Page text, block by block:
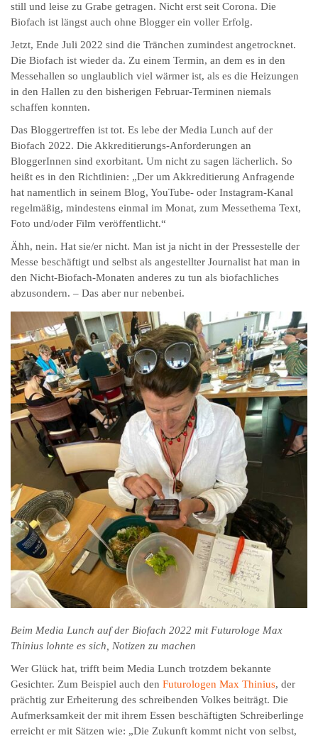
still und leise zu Grabe getragen. Nicht erst seit Corona. Die
Biofach ist längst auch ohne Blogger ein voller Erfolg.
Jetzt, Ende Juli 2022 sind die Tränchen zumindest angetrocknet.
Die Biofach ist wieder da. Zu einem Termin, an dem es in den
Messehallen so unglaublich viel wärmer ist, als es die Heizungen
in den Hallen zu den bisherigen Februar-Terminen niemals
schaffen konnten.
Das Bloggertreffen ist tot. Es lebe der Media Lunch auf der
Biofach 2022. Die Akkreditierungs-Anforderungen an
BloggerInnen sind exorbitant. Um nicht zu sagen lächerlich. So
heißt es in den Richtlinien: „Der um Akkreditierung Anfragende
hat namentlich in seinem Blog, YouTube- oder Instagram-Kanal
regelmäßig, mindestens einmal im Monat, zum Messethema Text,
Foto und/oder Film veröffentlicht.“
Ähh, nein. Hat sie/er nicht. Man ist ja nicht in der Pressestelle der
Messe beschäftigt und selbst als angestellter Journalist hat man in
den Nicht-Biofach-Monaten anderes zu tun als biofachliches
abzusondern. – Das aber nur nebenbei.
Beim Media Lunch auf der Biofach 2022 mit Futurologe Max
Thinius lohnte es sich, Notizen zu machen
Wer Glück hat, trifft beim Media Lunch trotzdem bekannte
Gesichter. Zum Beispiel auch den Futurologen Max Thinius, der
prächtig zur Erheiterung des schreibenden Volkes beiträgt. Die
Aufmerksamkeit der mit ihrem Essen beschäftigten Schreiberlinge
erreicht er mit Sätzen wie: „Die Zukunft kommt nicht von selbst,